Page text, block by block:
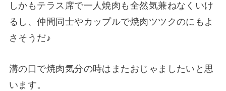
しかもテラス席で一人焼肉も全然気兼ねなくいけ
るし、仲間同士やカップルで焼肉ツツクのにもよ
さそうだ♪
溝の口で焼肉気分の時はまたおじゃましたいと思
います。